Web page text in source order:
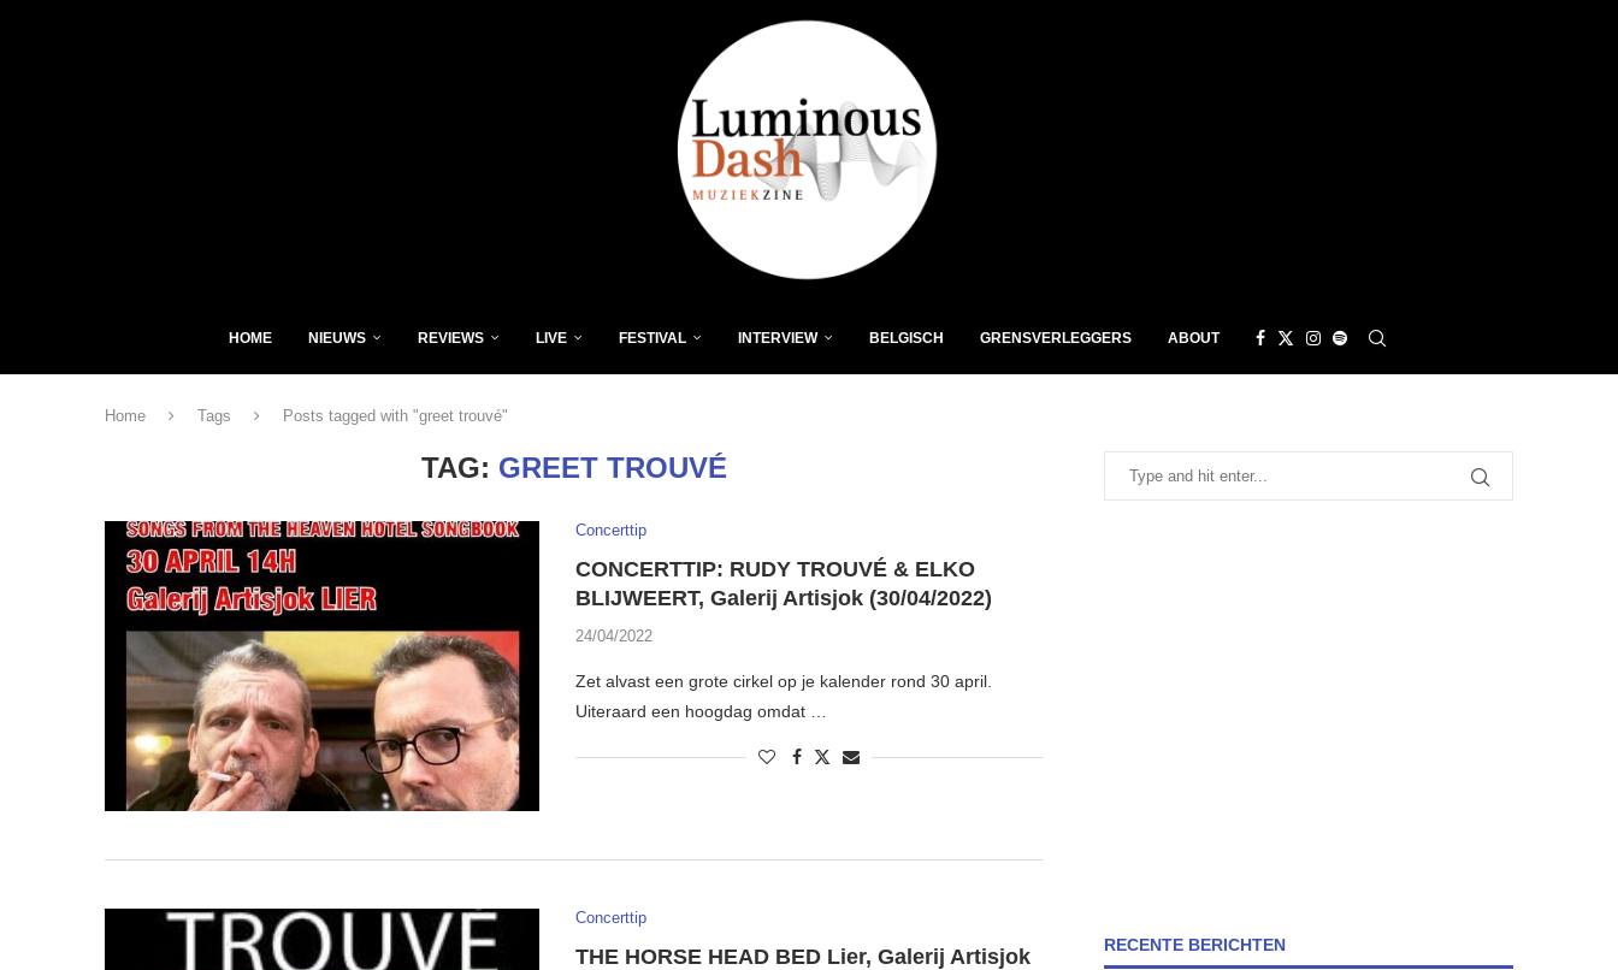
HOME NIEUWS REVIEWS LIVE FESTIVAL INTERVIEW BELGISCH GRENSVERLEGGERS ABOUT
Home Tags Posts tagged with "greet trouvé"
TAG: GREET TROUVÉ
Concerttip
CONCERTTIP: RUDY TROUVÉ & ELKO
BLIJWEERT, Galerij Artisjok (30/04/2022)
24/04/2022
Zet alvast een grote cirkel op je kalender rond 30 april.
Uiteraard een hoogdag omdat …
Concerttip
THE HORSE HEAD BED Lier, Galerij Artisjok
RECENTE BERICHTEN